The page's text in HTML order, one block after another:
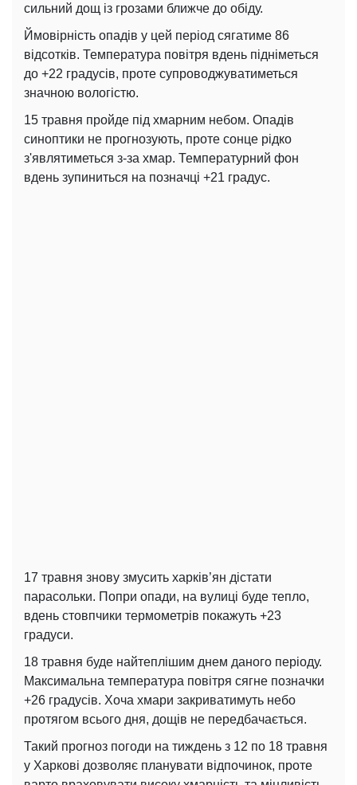
сильний дощ із грозами ближче до обіду.
Ймовірність опадів у цей період сягатиме 86
відсотків. Температура повітря вдень підніметься
до +22 градусів, проте супроводжуватиметься
значною вологістю.
15 травня пройде під хмарним небом. Опадів
синоптики не прогнозують, проте сонце рідко
з'являтиметься з-за хмар. Температурний фон
вдень зупиниться на позначці +21 градус.
17 травня знову змусить харків’ян дістати
парасольки. Попри опади, на вулиці буде тепло,
вдень стовпчики термометрів покажуть +23
градуси.
18 травня буде найтеплішим днем даного періоду.
Максимальна температура повітря сягне позначки
+26 градусів. Хоча хмари закриватимуть небо
протягом всього дня, дощів не передбачається.
Такий прогноз погоди на тиждень з 12 по 18 травня
у Харкові дозволяє планувати відпочинок, проте